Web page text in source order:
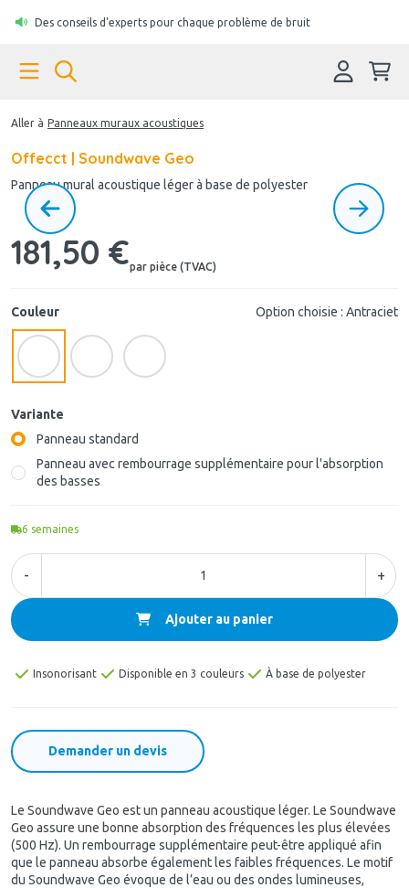
Des conseils d'experts pour chaque problème de bruit
Aller à Panneaux muraux acoustiques
Offecct | Soundwave Geo
Panneau mural acoustique léger à base de polyester
181,50 €par pièce (TVAC)
Couleur Option choisie : Antraciet
Variante
Panneau standard
Panneau avec rembourrage supplémentaire pour l'absorption
des basses
6 semaines
- +
Ajouter au panier
Insonorisant Disponible en 3 couleurs À base de polyester
Demander un devis
Le Soundwave Geo est un panneau acoustique léger. Le Soundwave
Geo assure une bonne absorption des fréquences les plus élevées
(500 Hz). Un rembourrage supplémentaire peut-être appliqué afin
que le panneau absorbe également les faibles fréquences. Le motif
du Soundwave Geo évoque de l’eau ou des ondes lumineuses,